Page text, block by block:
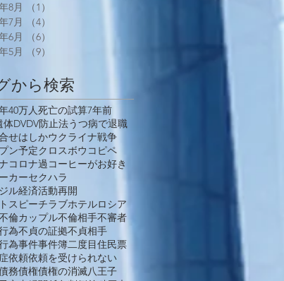
8月
（1）
7月
（4）
6月
（6）
5月
（9）
から検索
40万人死亡の試算7年前
体DVDV防止法うつ病で退職
せはしかウクライナ戦争
ン予定クロスボウ コピペ
コロナ過コーヒーがお好き
カーセクハラ
ル経済活動再開
スピーチラブホテルロシア
倫カップル不倫相手不審者
為不貞の証拠不貞相手
為事件事件簿二度目住民票
依頼依頼を受けられない
務債権債権の消滅八王子